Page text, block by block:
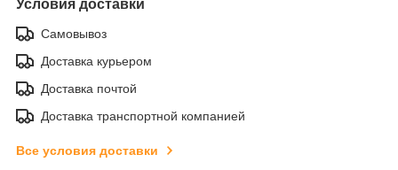
Условия доставки
Самовывоз
Доставка курьером
Доставка почтой
Доставка транспортной компанией
Все условия доставки